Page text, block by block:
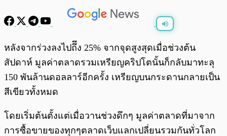
พร้อมเล่น 0:00 /
หลังจากร่วงลงไปถึึง 25% จากจุดสูงสุดเมื่อช่วงต้น
สัปดาห์ มูลค่าตลาดรวมเหรียญคริปโตนั้นก็กลับมาทะลุ
150 พันล้านดอลลาร์อีกครั้ง เหรียญบนกระดานกลายเป็น
สีเขียวทั้งหมด
โดยเริ่มต้นตั้งแต่เมื่อวานช่วงดึกๆ มูลค่าตลาดที่มาจาก
การซื้อขายของทุกๆตลาดเว็บแลกเปลี่ยนรวมกันทั่วโลก